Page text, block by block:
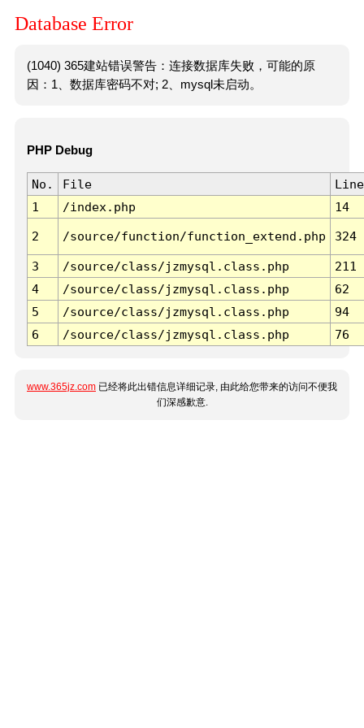
Database Error
(1040) 365建站错误警告：连接数据库失败，可能的原
因：1、数据库密码不对; 2、mysql未启动。
PHP Debug
No. File
Line
1
/index.php 14
2 /source/function/function_extend.php 324
3 /source/class/jzmysql.class.php
211
4
/source/class/jzmysql.class.php
62
5
/source/class/jzmysql.class.php
94
6
/source/class/jzmysql.class.php 76
www.365jz.com 已经将此出错信息详细记录, 由此给您带来的访问不便我
们深感歉意.